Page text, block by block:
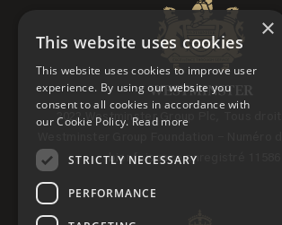
2022 Westminster Group Plc, Tous
Westminster Group Foundation - Numéro
bienfaisance enregistré
×
This website uses cookies
This website uses cookies to improve user
experience. By using our website you
consent to all cookies in accordance with
our Cookie Policy. Read more
STRICTLY NECESSARY
PERFORMANCE